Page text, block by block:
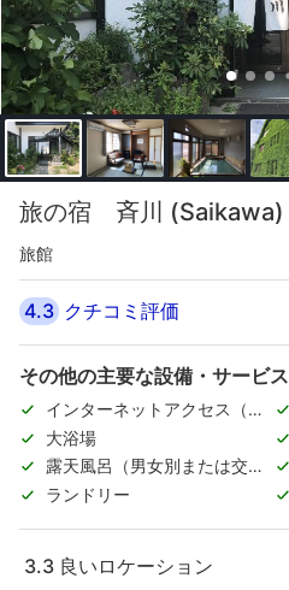
旅の宿 斉川 (Saikawa)
旅館
4.3 クチコミ評価
その他の主要な設備・サービス
インターネットアクセス（無
料）
大浴場
露天風呂（男女別または交代
制）
ランドリー
3.3 良いロケーション